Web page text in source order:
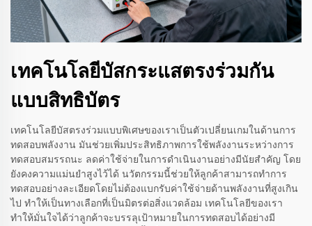
เทคโนโลยีบัสกระแสตรงร่วมกัน
แบบสิทธิบัตร
เทคโนโลยีบัสตรงร่วมแบบพิเศษของเราเป็นตัวเปลี่ยนเกมในด้านการ
ทดสอบพลังงาน มันช่วยเพิ่มประสิทธิภาพการใช้พลังงานระหว่างการ
ทดสอบสมรรถนะ ลดค่าใช้จ่ายในการดำเนินงานอย่างมีนัยสำคัญ โดย
ยังคงความแม่นยำสูงไว้ได้ นวัตกรรมนี้ช่วยให้ลูกค้าสามารถทำการ
ทดสอบอย่างละเอียดโดยไม่ต้องแบกรับค่าใช้จ่ายด้านพลังงานที่สูงเกิน
ไป ทำให้เป็นทางเลือกที่เป็นมิตรต่อสิ่งแวดล้อม เทคโนโลยีของเรา
ทำให้มั่นใจได้ว่าลูกค้าจะบรรลุเป้าหมายในการทดสอบได้อย่างมี